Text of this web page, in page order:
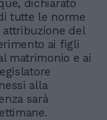
dichiarato
tutte le norme
del
ai figli
matrimonio e ai
alla
sarà